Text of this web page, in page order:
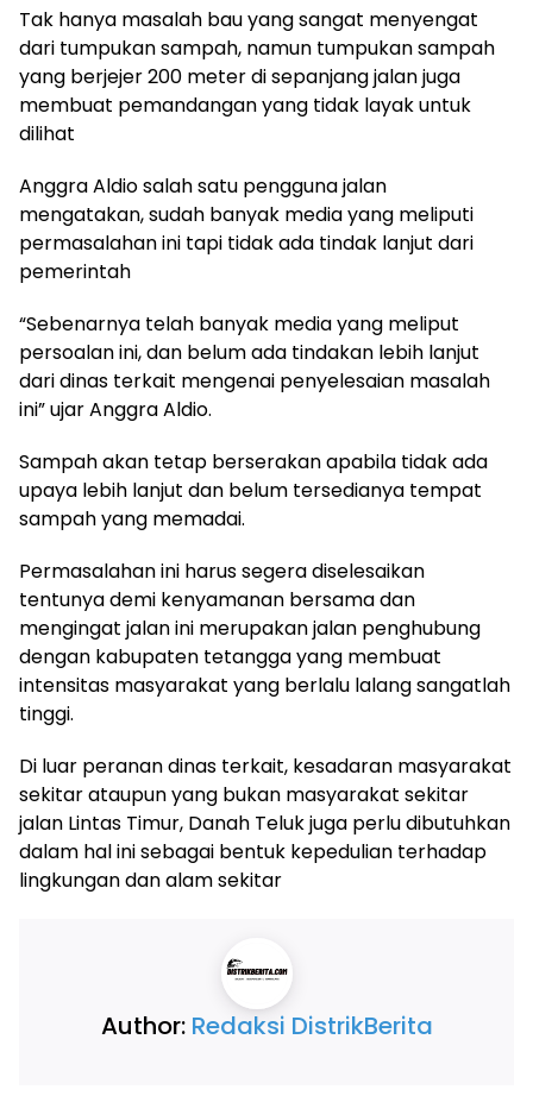
Tak hanya masalah bau yang sangat menyengat
dari tumpukan sampah, namun tumpukan sampah
yang berjejer 200 meter di sepanjang jalan juga
membuat pemandangan yang tidak layak untuk
dilihat
Anggra Aldio salah satu pengguna jalan
mengatakan, sudah banyak media yang meliputi
permasalahan ini tapi tidak ada tindak lanjut dari
pemerintah
“Sebenarnya telah banyak media yang meliput
persoalan ini, dan belum ada tindakan lebih lanjut
dari dinas terkait mengenai penyelesaian masalah
ini” ujar Anggra Aldio.
Sampah akan tetap berserakan apabila tidak ada
upaya lebih lanjut dan belum tersedianya tempat
sampah yang memadai.
Permasalahan ini harus segera diselesaikan
tentunya demi kenyamanan bersama dan
mengingat jalan ini merupakan jalan penghubung
dengan kabupaten tetangga yang membuat
intensitas masyarakat yang berlalu lalang sangatlah
tinggi.
Di luar peranan dinas terkait, kesadaran masyarakat
sekitar ataupun yang bukan masyarakat sekitar
jalan Lintas Timur, Danah Teluk juga perlu dibutuhkan
dalam hal ini sebagai bentuk kepedulian terhadap
lingkungan dan alam sekitar
Author: Redaksi DistrikBerita